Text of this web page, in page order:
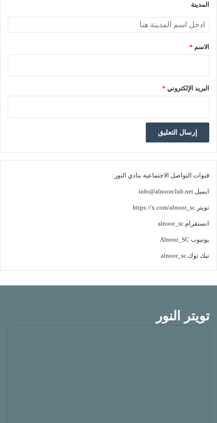
المدينة
الاسم *
البريد الإلكتروني *
قنوات التواصل الاجتماعية بنادي النور:
ايميل info@alnoorclub.net
تويتر https://x.com/alnoor_sc
انستقرام alnoor_sc
يوتيوب Alnoor_SC
تيك توك alnoor_sc
تويتر النور